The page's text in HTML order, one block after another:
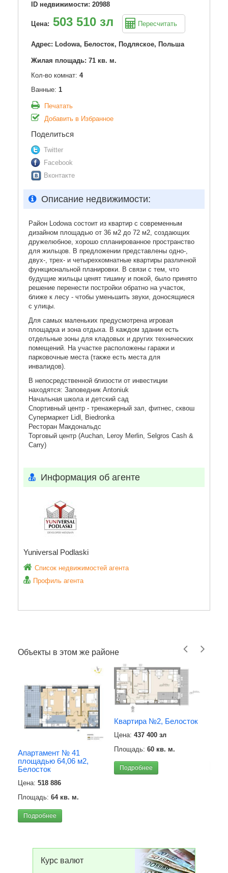
ID недвижимости: 20988
Цена: 503 510 зл Пересчитать
Адрес: Lodowa, Белосток, Подляское, Польша
Жилая площадь: 71 кв. м.
Кол-во комнат: 4
Ванные: 1
Печатать
Добавить в Избранное
Поделиться
Twitter
Facebook
Вконтакте
Описание недвижимости:
Район Lodowa состоит из квартир с современным
дизайном площадью от 36 м2 до 72 м2, создающих
дружелюбное, хорошо спланированное пространство
для жильцов. В предложении представлены одно-,
двух-, трех- и четырехкомнатные квартиры различной
функциональной планировки. В связи с тем, что
будущие жильцы ценят тишину и покой, было принято
решение перенести постройки обратно на участок,
ближе к лесу - чтобы уменьшить звуки, доносящиеся
с улицы.
Для самых маленьких предусмотрена игровая
площадка и зона отдыха. В каждом здании есть
отдельные зоны для кладовых и других технических
помещений. На участке расположены гаражи и
парковочные места (также есть места для
инвалидов).
В непосредственной близости от инвестиции
находятся: Заповедник Antoniuk
Начальная школа и детский сад
Спортивный центр - тренажерный зал, фитнес, сквош
Супермаркет Lidl, Biedronka
Ресторан Макдональдс
Торговый центр (Auchan, Leroy Merlin, Selgros Cash &
Carry)
Информация об агенте
Yuniversal Podlaski
Список недвижимостей агента
Профиль агента
Объекты в этом же районе
Апартамент № 41
площадью 64,06 м2,
Белосток
Цена: 518 886
Площадь: 64 кв. м.
Подробнее
Квартира №2, Белосток
Цена: 437 400 зл
Площадь: 60 кв. м.
Подробнее
Курс валют